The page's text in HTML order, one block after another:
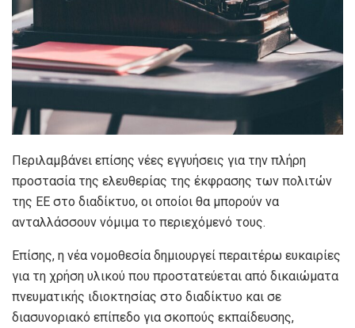
Περιλαμβάνει επίσης νέες εγγυήσεις για την πλήρη
προστασία της ελευθερίας της έκφρασης των πολιτών
της ΕΕ στο διαδίκτυο, οι οποίοι θα μπορούν να
ανταλλάσσουν νόμιμα το περιεχόμενό τους.
Επίσης, η νέα νομοθεσία δημιουργεί περαιτέρω ευκαιρίες
για τη χρήση υλικού που προστατεύεται από δικαιώματα
πνευματικής ιδιοκτησίας στο διαδίκτυο και σε
διασυνοριακό επίπεδο για σκοπούς εκπαίδευσης,